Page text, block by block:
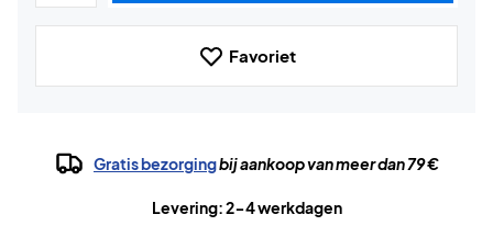
Favoriet
Gratis bezorgingbij aankoop van meer dan 79 €
Levering: 2-4 werkdagen